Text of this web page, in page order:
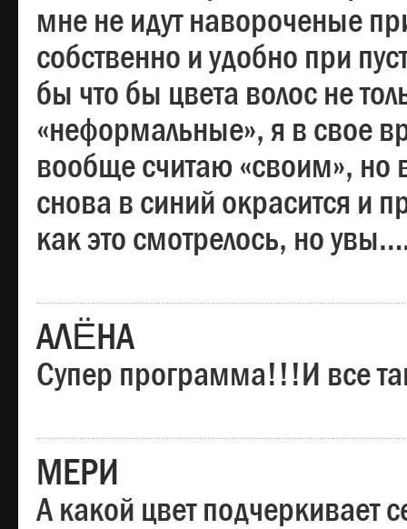
мне не идут навороченые
собственно и удобно при
бы что бы цвета волос не
«неформальные», я в свое
вообще считаю «своим», но
снова в синий окрасится и
как это смотрелось, но
АЛЁНА
Супер программа!!!И все
МЕРИ
А какой цвет подчеркивает